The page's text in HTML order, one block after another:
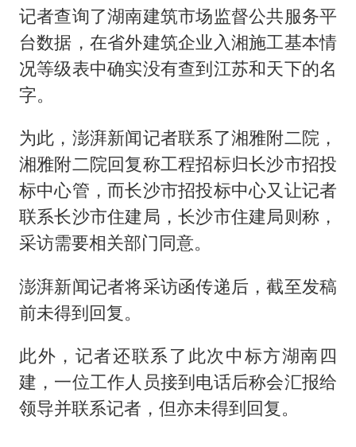
记者查询了湖南建筑市场监督公共服务平
台数据，在省外建筑企业入湘施工基本情
况等级表中确实没有查到江苏和天下的名
字。
为此，澎湃新闻记者联系了湘雅附二院，
湘雅附二院回复称工程招标归长沙市招投
标中心管，而长沙市招投标中心又让记者
联系长沙市住建局，长沙市住建局则称，
采访需要相关部门同意。
澎湃新闻记者将采访函传递后，截至发稿
前未得到回复。
此外，记者还联系了此次中标方湖南四
建，一位工作人员接到电话后称会汇报给
领导并联系记者，但亦未得到回复。